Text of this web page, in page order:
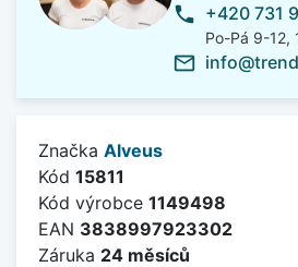
phone +420 731
Po-Pá 9-12,
mail_outline
Značka Alveus
Kód 15811
Kód výrobce 1149498
EAN 3838997923302
Záruka 24 měsíců